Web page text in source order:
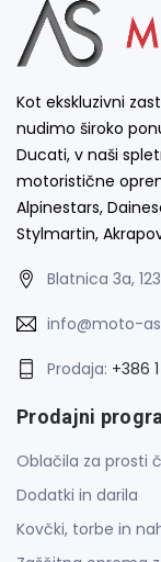
Kot ekskluzivni
nudimo široko
Ducati, v naši
motoristične
Alpinestars,
Stylmartin,
Blatnica 3a,
info@moto-
Prodaja: +386
Prodajni
Oblačila za prosti
Dodatki in darila
Kovčki, torbe in